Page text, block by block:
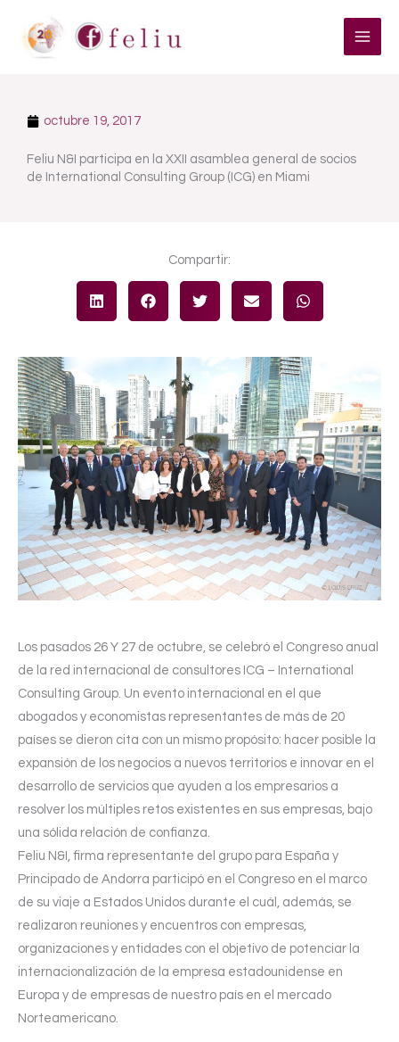
contenido
octubre 19, 2017
Feliu N&I participa en la XXII asamblea general de socios
de International Consulting Group (ICG) en Miami
Compartir:
Los pasados 26 Y 27 de octubre, se celebró el Congreso anual
de la red internacional de consultores ICG – International
Consulting Group. Un evento internacional en el que
abogados y economistas representantes de más de 20
países se dieron cita con un mismo propósito: hacer posible la
expansión de los negocios a nuevos territorios e innovar en el
desarrollo de servicios que ayuden a los empresarios a
resolver los múltiples retos existentes en sus empresas, bajo
una sólida relación de confianza.
Feliu N&I, firma representante del grupo para España y
Principado de Andorra participó en el Congreso en el marco
de su viaje a Estados Unidos durante el cuál, además, se
realizaron reuniones y encuentros con empresas,
organizaciones y entidades con el objetivo de potenciar la
internacionalización de la empresa estadounidense en
Europa y de empresas de nuestro país en el mercado
Norteamericano.